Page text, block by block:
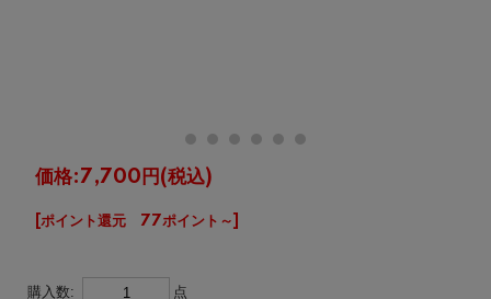
価格:7,700円 (税込)
[ポイント還元 77ポイント～]
購入数: 点